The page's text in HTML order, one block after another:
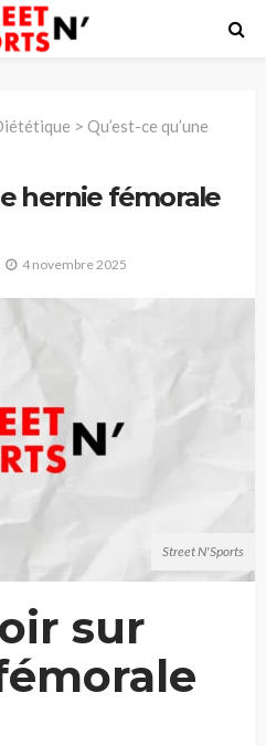
> Qu’est-ce qu’une
hernie fémorale
4 novembre 2025
Street N'Sports
sur